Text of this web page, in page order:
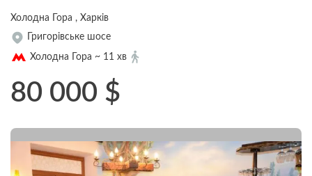
Холодна Гора , Харків
Григорівське шосе
Холодна Гора ~ 11 хв
80 000 $